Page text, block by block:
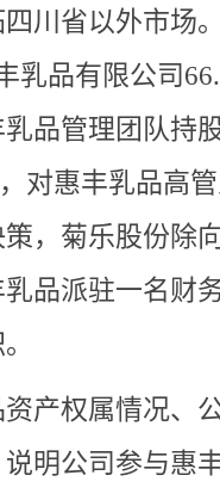
川省以外市场
乳品有限公司
品管理团队持
对惠丰乳品高
，菊乐股份除
品派驻一名财
产权属情况、
明公司参与惠